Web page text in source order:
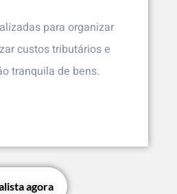
para organizar
custos tributários e
tranquila de bens.
agora